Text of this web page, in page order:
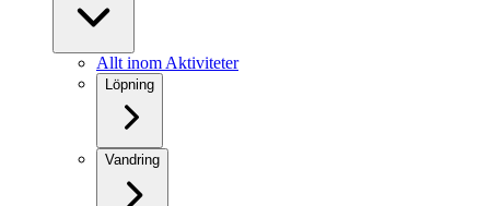
Allt inom Aktiviteter
Löpning
Vandring